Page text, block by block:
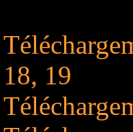
18, 19